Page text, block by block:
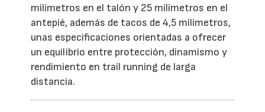
milímetros en el talón y 25 milímetros en el
antepié, además de tacos de 4,5 milímetros,
unas especificaciones orientadas a ofrecer
un equilibrio entre protección, dinamismo y
rendimiento en trail running de larga
distancia.